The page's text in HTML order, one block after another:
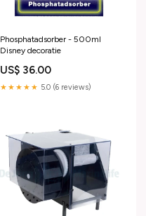
Phosphatadsorber - 500ml
Disney decoratie
US$ 36.00
★★★★★ 5.0 (6 reviews)